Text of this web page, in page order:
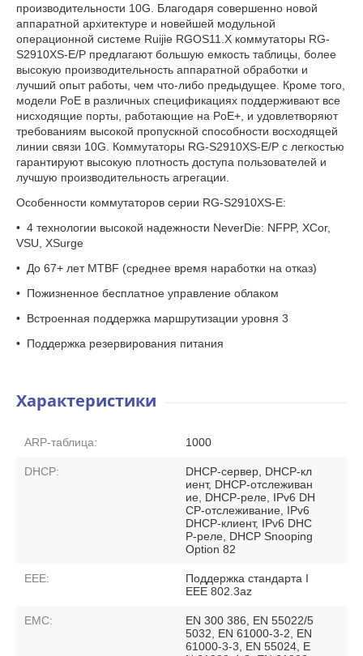
производительности 10G. Благодаря совершенно новой
аппаратной архитектуре и новейшей модульной
операционной системе Ruijie RGOS11.X коммутаторы RG-
S2910XS-E/P предлагают большую емкость таблицы, более
высокую производительность аппаратной обработки и
лучший опыт работы, чем что-либо предыдущее. Кроме того,
модели PoE в различных спецификациях поддерживают все
нисходящие порты, работающие на PoE+, и удовлетворяют
требованиям высокой пропускной способности восходящей
линии связи 10G. Коммутаторы RG-S2910XS-E/P с легкостью
гарантируют высокую плотность доступа пользователей и
лучшую производительность агрегации.
Особенности коммутаторов серии RG-S2910XS-E:
• 4 технологии высокой надежности NeverDie: NFPP, XCor,
VSU, XSurge
• До 67+ лет MTBF (среднее время наработки на отказ)
• Пожизненное бесплатное управление облаком
• Встроенная поддержка маршрутизации уровня 3
• Поддержка резервирования питания
Характеристики
ARP-таблица: 1000
DHCP:
DHCP-сервер, DHCP-кл
иент, DHCP-отслеживан
ие, DHCP-реле, IPv6 DH
CP-отслеживание, IPv6
DHCP-клиент, IPv6 DHC
P-реле, DHCP Snooping
Option 82
EEE:
Поддержка стандарта I
EEE 802.3az
EMC:
EN 300 386, EN 55022/5
5032, EN 61000-3-2, EN
61000-3-3, EN 55024, E